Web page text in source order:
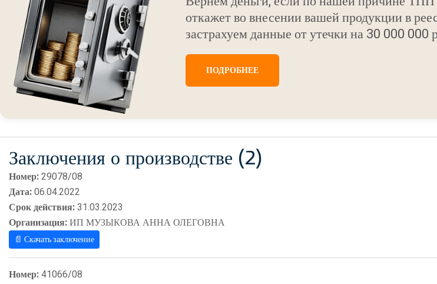
откажет во внесении вашей продукции в
застрахуем данные от утечки на 30 000 000
ПОДРОБНЕЕ
Заключения о производстве (2)
Номер:29078/08
Дата:06.04.2022
Срок действия:31.03.2023
Организация:ИП МУЗЫКОВА АННА ОЛЕГОВНА
📄 Скачать заключение
Номер:41066/08